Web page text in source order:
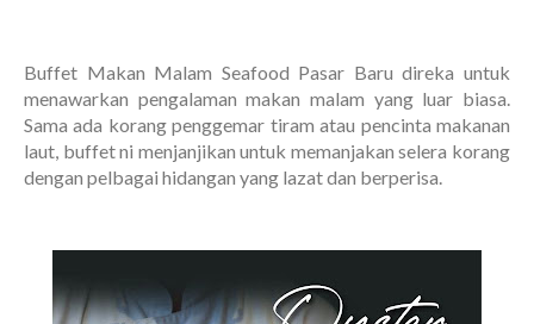
Buffet Makan Malam Seafood Pasar Baru direka untuk
menawarkan pengalaman makan malam yang luar biasa.
Sama ada korang penggemar tiram atau pencinta makanan
laut, buffet ni menjanjikan untuk memanjakan selera korang
dengan pelbagai hidangan yang lazat dan berperisa.